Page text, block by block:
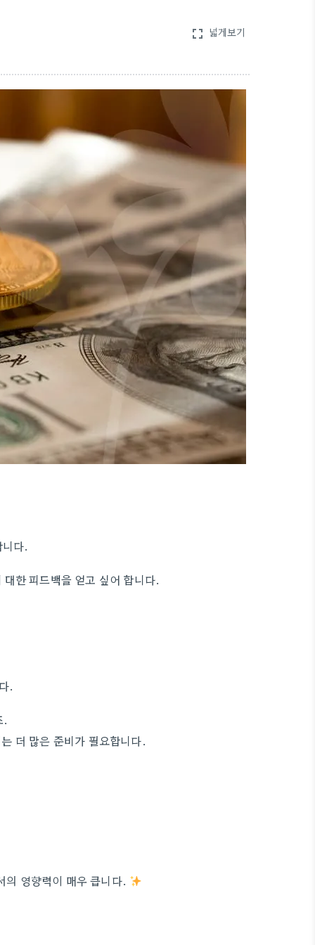
fullscreen 넓게보기
다.
한 피드백을 얻고 싶어 합니다.
.
.
더 많은 준비가 필요합니다.
의 영향력이 매우 큽니다.